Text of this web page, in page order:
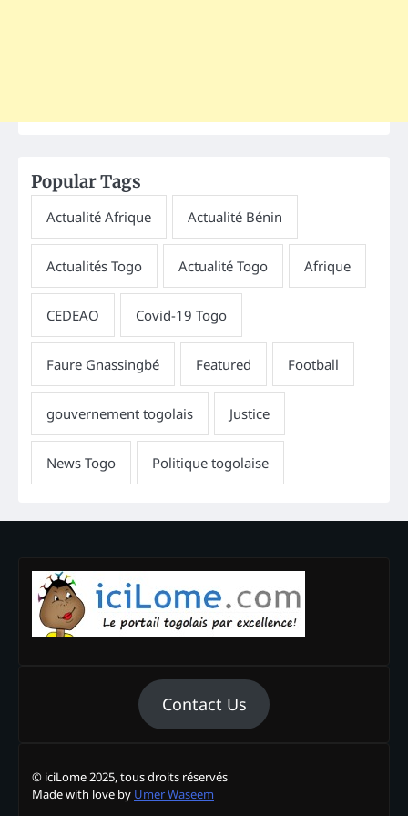
Popular Tags
Contact Us
© iciLome 2025, tous droits réservés
Made with love by Umer Waseem